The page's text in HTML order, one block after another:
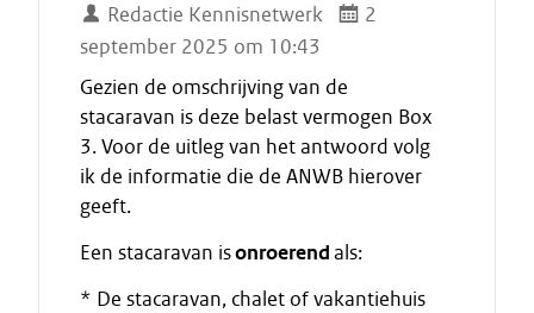
Redactie Kennisnetwerk
2
september 2025 om 10:43
Gezien de omschrijving van de
stacaravan is deze belast vermogen Box
3. Voor de uitleg van het antwoord volg
ik de informatie die de ANWB hierover
geeft.
Een stacaravan isonroerendals:
* De stacaravan, chalet of vakantiehuis